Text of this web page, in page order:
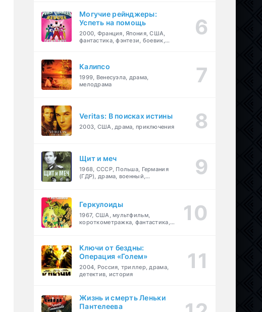
Могучие рейнджеры:
Успеть на помощь
2000, Франция, Япония, США,
фантастика, фэнтези, боевик,
Калипсо
1999, Венесуэла, драма,
мелодрама
Veritas: В поисках истины
2003, США, драма, приключения
Щит и меч
1968, СССР, Польша, Германия
(ГДР), драма, военный,
Геркулоиды
1967, США, мультфильм,
короткометражка, фантастика,
Ключи от бездны:
Операция «Голем»
2004, Россия, триллер, драма,
детектив, история
Жизнь и смерть Леньки
Пантелеева